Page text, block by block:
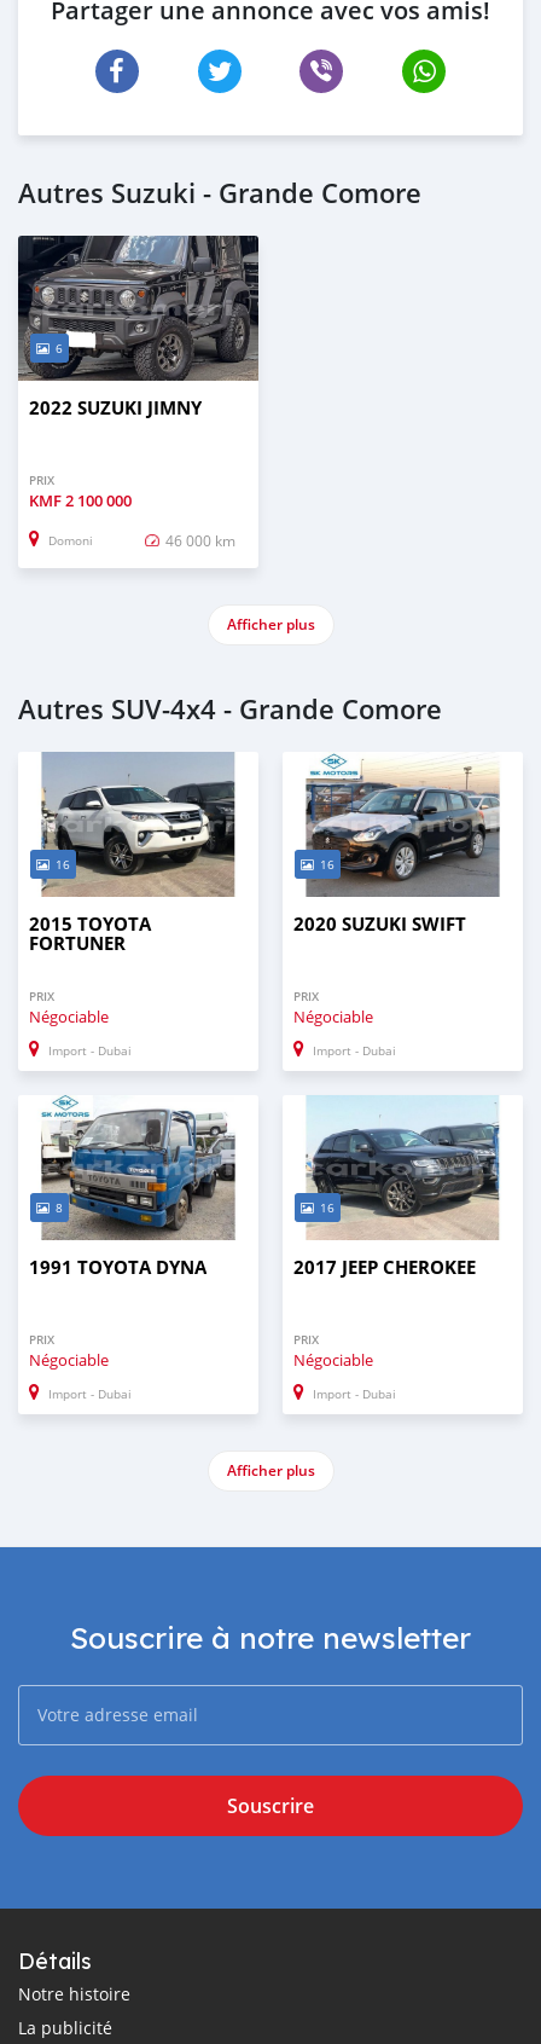
Partager une annonce avec vos amis!
Autres Suzuki - Grande Comore
6
2022 SUZUKI JIMNY
PRIX
KMF2 100 000
Domoni 46 000 km
Afficher plus
Autres SUV‒4x4 - Grande Comore
16
2015 TOYOTA
FORTUNER
PRIX
Négociable
Import - Dubai
16
2020 SUZUKI SWIFT
PRIX
Négociable
Import - Dubai
8
1991 TOYOTA DYNA
PRIX
Négociable
Import - Dubai
16
2017 JEEP CHEROKEE
PRIX
Négociable
Import - Dubai
Afficher plus
Souscrire à notre newsletter
Souscrire
Détails
Notre histoire
La publicité